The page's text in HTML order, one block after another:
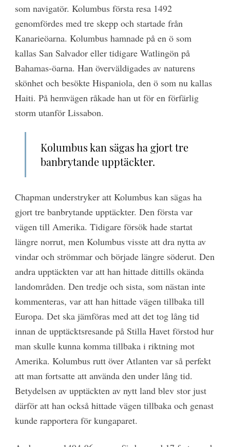
som navigatör. Kolumbus första resa 1492
genomfördes med tre skepp och startade från
Kanarieöarna. Kolumbus hamnade på en ö som
kallas San Salvador eller tidigare Watlingön på
Bahamas-öarna. Han överväldigades av naturens
skönhet och besökte Hispaniola, den ö som nu kallas
Haiti. På hemvägen råkade han ut för en förfärlig
storm utanför Lissabon.
Kolumbus kan sägas ha gjort tre
banbrytande upptäckter.
Chapman understryker att Kolumbus kan sägas ha
gjort tre banbrytande upptäckter. Den första var
vägen till Amerika. Tidigare försök hade startat
längre norrut, men Kolumbus visste att dra nytta av
vindar och strömmar och började längre söderut. Den
andra upptäckten var att han hittade dittills okända
landområden. Den tredje och sista, som nästan inte
kommenteras, var att han hittade vägen tillbaka till
Europa. Det ska jämföras med att det tog lång tid
innan de upptäcktsresande på Stilla Havet förstod hur
man skulle kunna komma tillbaka i riktning mot
Amerika. Kolumbus rutt över Atlanten var så perfekt
att man fortsatte att använda den under lång tid.
Betydelsen av upptäckten av nytt land blev stor just
därför att han också hittade vägen tillbaka och genast
kunde rapportera för kungaparet.